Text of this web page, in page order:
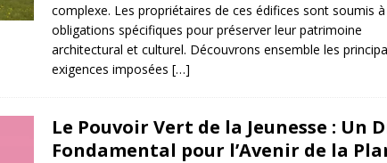
complexe. Les propriétaires de ces édifices sont soumis
obligations spécifiques pour préserver leur patrimoine
architectural et culturel. Découvrons ensemble les
exigences imposées […]
Le Pouvoir Vert de la Jeunesse : Un
Fondamental pour l’Avenir de la